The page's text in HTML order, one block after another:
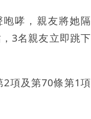
哮，親友將她隔
3名親友立即跳下
項及第70條第1項